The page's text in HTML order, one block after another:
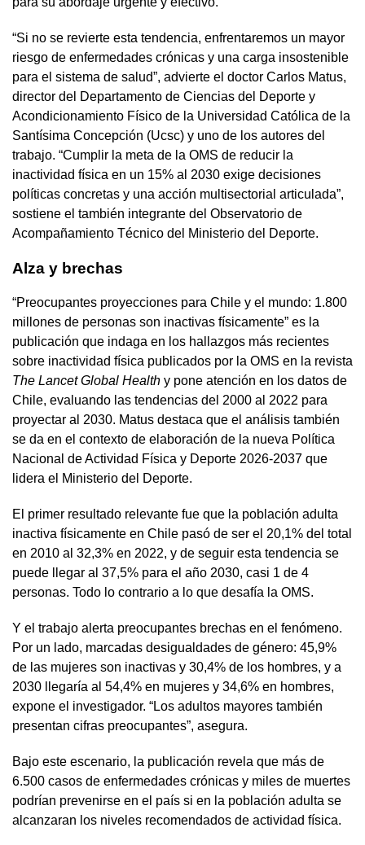
“Si no se revierte esta tendencia, enfrentaremos un mayor
riesgo de enfermedades crónicas y una carga insostenible
para el sistema de salud”, advierte el doctor Carlos Matus,
director del Departamento de Ciencias del Deporte y
Acondicionamiento Físico de la Universidad Católica de la
Santísima Concepción (Ucsc) y uno de los autores del
trabajo. “Cumplir la meta de la OMS de reducir la
inactividad física en un 15% al 2030 exige decisiones
políticas concretas y una acción multisectorial articulada”,
sostiene el también integrante del Observatorio de
Acompañamiento Técnico del Ministerio del Deporte.
Alza y brechas
“Preocupantes proyecciones para Chile y el mundo: 1.800
millones de personas son inactivas físicamente” es la
publicación que indaga en los hallazgos más recientes
sobre inactividad física publicados por la OMS en la revista
The Lancet Global Health y pone atención en los datos de
Chile, evaluando las tendencias del 2000 al 2022 para
proyectar al 2030. Matus destaca que el análisis también
se da en el contexto de elaboración de la nueva Política
Nacional de Actividad Física y Deporte 2026-2037 que
lidera el Ministerio del Deporte.
El primer resultado relevante fue que la población adulta
inactiva físicamente en Chile pasó de ser el 20,1% del total
en 2010 al 32,3% en 2022, y de seguir esta tendencia se
puede llegar al 37,5% para el año 2030, casi 1 de 4
personas. Todo lo contrario a lo que desafía la OMS.
Y el trabajo alerta preocupantes brechas en el fenómeno.
Por un lado, marcadas desigualdades de género: 45,9%
de las mujeres son inactivas y 30,4% de los hombres, y a
2030 llegaría al 54,4% en mujeres y 34,6% en hombres,
expone el investigador. “Los adultos mayores también
presentan cifras preocupantes”, asegura.
Bajo este escenario, la publicación revela que más de
6.500 casos de enfermedades crónicas y miles de muertes
podrían prevenirse en el país si en la población adulta se
alcanzaran los niveles recomendados de actividad física.